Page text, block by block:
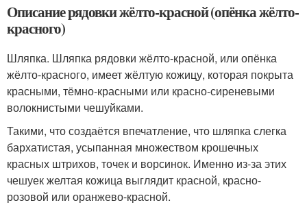
Описание рядовки жёлто-красной (опёнка жёлто-
красного)
Шляпка. Шляпка рядовки жёлто-красной, или опёнка
жёлто-красного, имеет жёлтую кожицу, которая покрыта
красными, тёмно-красными или красно-сиреневыми
волокнистыми чешуйками.
Такими, что создаётся впечатление, что шляпка слегка
бархатистая, усыпанная множеством крошечных
красных штрихов, точек и ворсинок. Именно из-за этих
чешуек желтая кожица выглядит красной, красно-
розовой или оранжево-красной.